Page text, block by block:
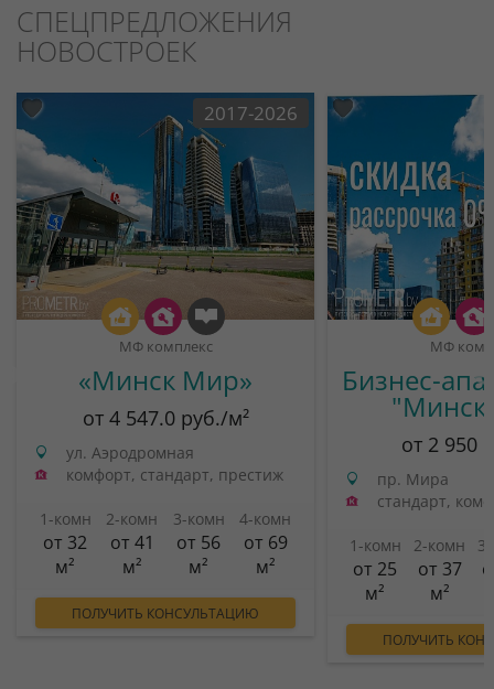
СПЕЦПРЕДЛОЖЕНИЯ
НОВОСТРОЕК
2017-2026
МФ комплекс
«Минск Мир»
от 4 547.0 руб./м²
ул. Аэродромная
комфорт, стандарт, престиж
1-комн
от 32
м²
2-комн
от 41
м²
3-комн
от 56
м²
4-комн
от 69
м²
ПОЛУЧИТЬ КОНСУЛЬТАЦИЮ
МФ
Бизнес-
от 2 950
пр. Мира
стандарт,
1-комн
от 25
м²
2-комн
от 37
м²
ПОЛУЧИТЬ